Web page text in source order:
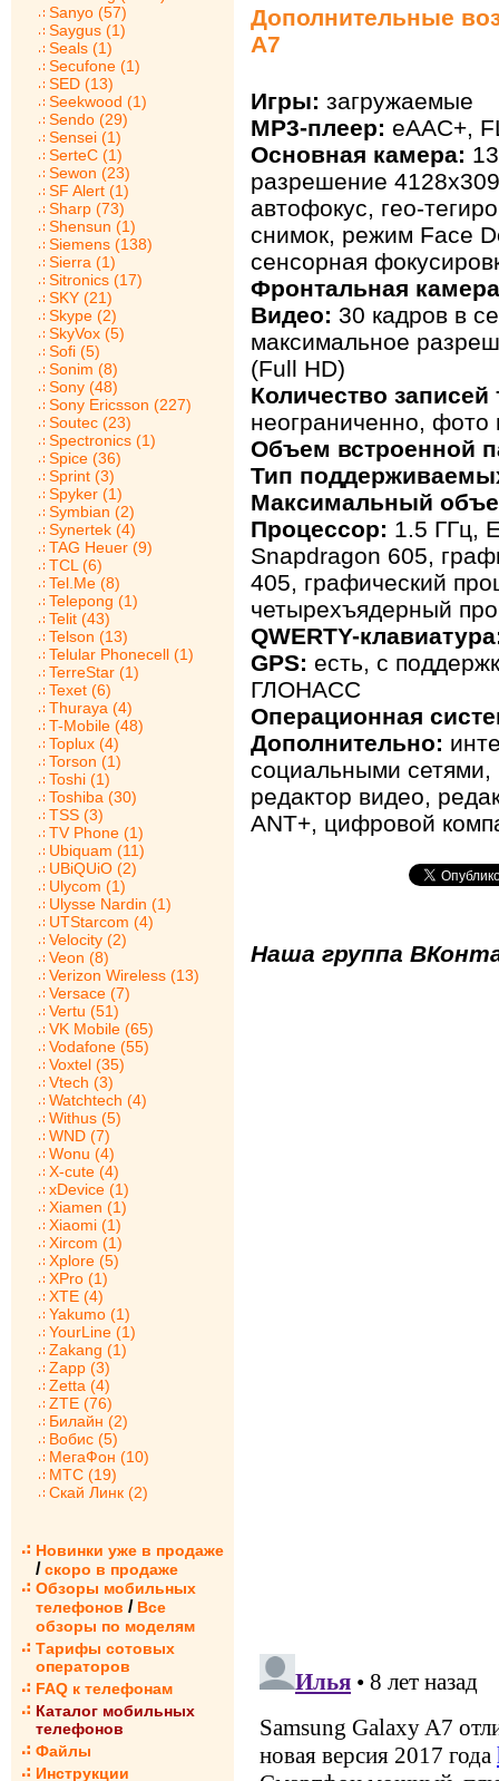
Sanyo (57)
Saygus (1)
Seals (1)
Secufone (1)
SED (13)
Seekwood (1)
Sendo (29)
Sensei (1)
SerteC (1)
Sewon (23)
SF Alert (1)
Sharp (73)
Shensun (1)
Siemens (138)
Sierra (1)
Sitronics (17)
SKY (21)
Skype (2)
SkyVox (5)
Sofi (5)
Sonim (8)
Sony (48)
Sony Ericsson (227)
Soutec (23)
Spectronics (1)
Spice (36)
Sprint (3)
Spyker (1)
Symbian (2)
Synertek (4)
TAG Heuer (9)
TCL (6)
Tel.Me (8)
Telepong (1)
Telit (43)
Telson (13)
Telular Phonecell (1)
TerreStar (1)
Texet (6)
Thuraya (4)
T-Mobile (48)
Toplux (4)
Torson (1)
Toshi (1)
Toshiba (30)
TSS (3)
TV Phone (1)
Ubiquam (11)
UBiQUiO (2)
Ulycom (1)
Ulysse Nardin (1)
UTStarcom (4)
Velocity (2)
Veon (8)
Verizon Wireless (13)
Versace (7)
Vertu (51)
VK Mobile (65)
Vodafone (55)
Voxtel (35)
Vtech (3)
Watchtech (4)
Withus (5)
WND (7)
Wonu (4)
X-cute (4)
xDevice (1)
Xiamen (1)
Xiaomi (1)
Xircom (1)
Xplore (5)
XPro (1)
XTE (4)
Yakumo (1)
YourLine (1)
Zakang (1)
Zapp (3)
Zetta (4)
ZTE (76)
Билайн (2)
Вобис (5)
МегаФон (10)
МТС (19)
Скай Линк (2)
Новинки уже в продаже
/ скоро в продаже
Обзоры мобильных
телефонов / Все
обзоры по моделям
Тарифы сотовых
операторов
FAQ к телефонам
Каталог мобильных
телефонов
Файлы
Инструкции
Дополнительные
A7
Игры: загружаемые
MP3-плеер: eAAC+,
Основная камера:
разрешение
автофокус, гео-
снимок, режим Face
сенсорная
Фронтальная
Видео: 30 кадров в
максимальное
(Full HD)
Количество
неограниченно, фото
Объем встроенной
Тип
Максимальный
Процессор: 1.5 ГГц,
Snapdragon 605,
405, графический
четырехъядерный
QWERTY-
GPS: есть, с
ГЛОНАСС
Операционная
Дополнительно:
социальными сетями,
редактор видео,
ANT+, цифровой
Наша группа